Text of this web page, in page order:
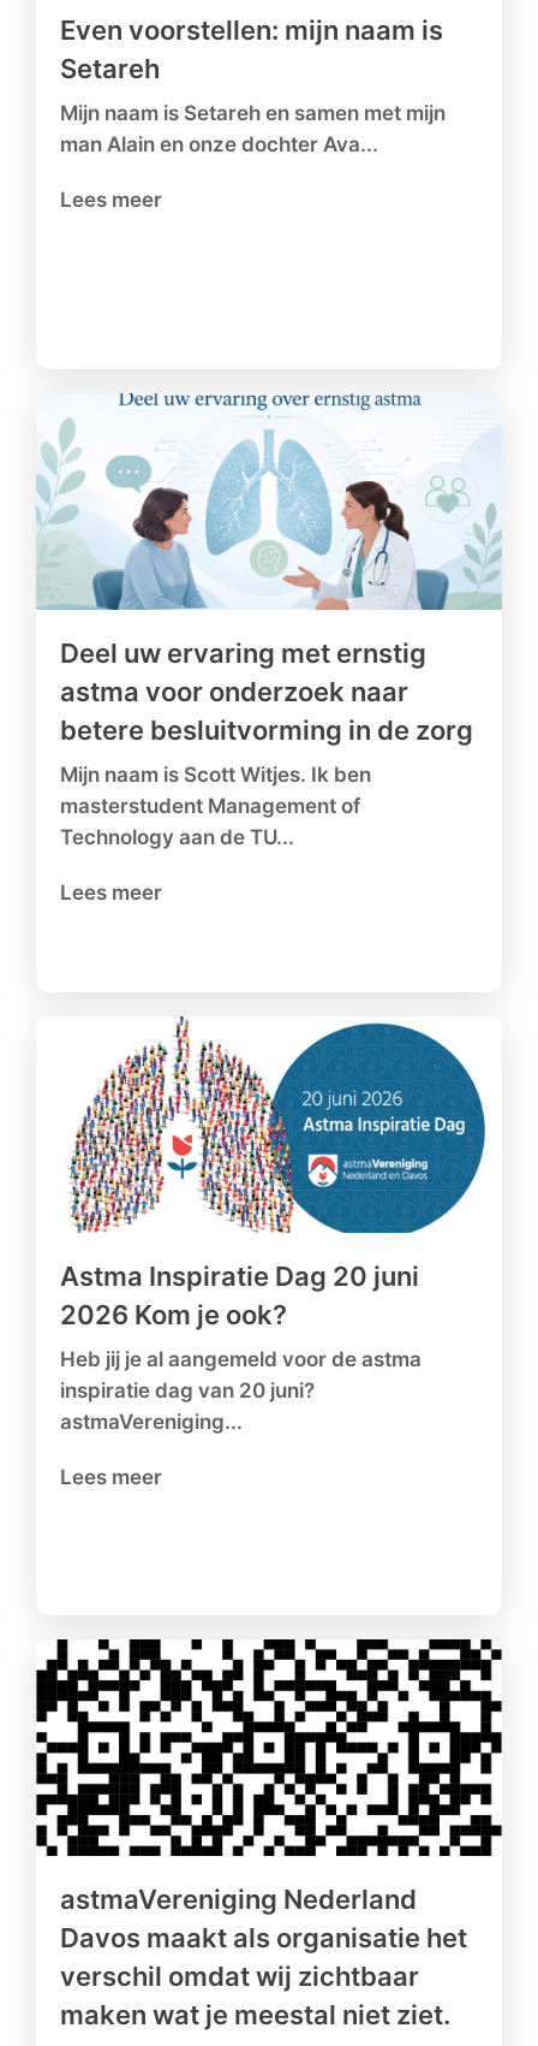
Even voorstellen: mijn naam is
Setareh
Mijn naam is Setareh en samen met mijn
man Alain en onze dochter Ava...
Lees meer
Deel uw ervaring met ernstig
astma voor onderzoek naar
betere besluitvorming in de zorg
Mijn naam is Scott Witjes. Ik ben
masterstudent Management of
Technology aan de TU...
Lees meer
Astma Inspiratie Dag 20 juni
2026 Kom je ook?
Heb jij je al aangemeld voor de astma
inspiratie dag van 20 juni?
astmaVereniging...
Lees meer
astmaVereniging Nederland
Davos maakt als organisatie het
verschil omdat wij zichtbaar
maken wat je meestal niet ziet.